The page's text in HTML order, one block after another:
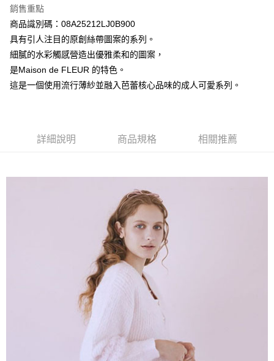
台灣樂天信用卡公司
大哥付你分期
相關說明
【大哥付你分期使用說明】
1.本服務由台灣大哥大提供，台灣大哥大用戶可立即使用無須另外申請。
2.付款方式選擇「大哥付你分期」，訂單成立後會自動跳轉到大哥付的交易
成交易。
法說明評估內容。
【繳款方式說明】
2.透過簡訊連結打開帳單後，可選擇「超商條碼／台灣大直營門市／銀行轉
帳／街口支付／iPASS MONEY」等通路繳費。
1.本服務係由「台灣大哥大股份有限公司」（以下簡稱本公司）所提供，讓
用戶於交易時，得透過本服務購買商品或服務，並由商店將買賣／分期付款
買賣價金債權讓與本公司後，依約使用本公司帳單繳交帳款。
2.基於同意付款使用「大哥付你分期」之契約關係目的，商店將以您的個人
資料（包含姓名、電話或地址）提供予台灣大哥大進項蒐集、處理及利用，
由本公司與您本人進行分期帳單所需資料之確認、核對及更正。
3.完整用戶服務條款，請詳閱以下連結：https://oppay.tw/userRule
AFTEE先享後付
相關說明
【關於「AFTEE先享後付」】
３．安心：先確認商品／服務後，再付款。
２．訂單成立數日內，您將收到繳費通知簡訊。
３．收到繳費通知簡訊後14天內，點擊此簡訊中的連結，可透過四大超商／
ATM／網路銀行／等多元方式進行付款，方視為交易完成。
※ 請注意：結帳手續完成當下不需立刻繳費，但若您需要取消訂單，請聯絡
購買商品的店家。未經商家同意取消之訂單仍視為有效，需透過AFTEE先享
※ 交易是否成功請以「AFTEE先享後付 」之結帳頁面顯示為準，若有關於
是否繳費成功／繳費後需取消欲退款等相關疑問，請聯繫「AFTEE先享後付
https://netprotections.freshdesk.com/support/home
１．透過由恩沛科技股份有限公司提供之「AFTEE先享後付」服務完成之交
易，需依本服務之必要範圍內提供個人資料，並將交易相關給付款項請求債
權轉讓予恩沛科技股份有限公司。
２．關於個人資料處理事宜，請瀏覽以下網址：
https://aftee.tw/terms/#terms3
ATM付款
全家取貨付款
每筆NT$60，滿NT$388(含以上)免運費
每筆NT$60，滿NT$888(含以上)免運費
每筆NT$60，滿NT$888(含以上)免運費
每筆NT$60，滿NT$888(含以上)免運費
每筆NT$60，滿NT$888(含以上)免運費
銷售重點
商品識別碼：08A25212LJ0B900
具有引人注目的原創絲帶圖案的系列。
細膩的水彩觸感營造出優雅柔和的圖案，
是Maison de FLEUR 的特色。
這是一個使用流行薄紗並融入芭蕾核心品味的成人可愛系列。
詳細說明 商品規格 相關推薦